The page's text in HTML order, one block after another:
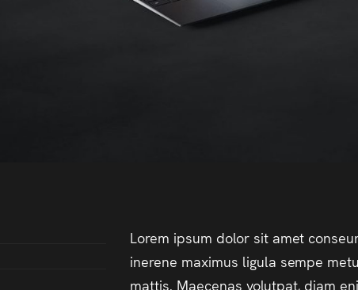
Lorem ipsum dolor sit amet
inerene maximus ligula sempe
mattis. Maecenas volutpat, diam